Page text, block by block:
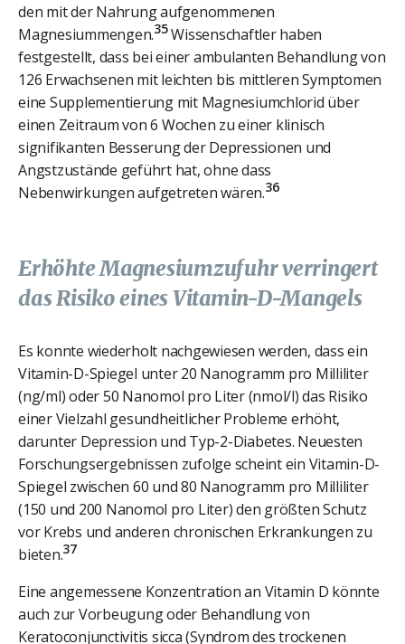
den mit der Nahrung aufgenommenen
Magnesiummengen.35Wissenschaftler haben
festgestellt, dass bei einer ambulanten Behandlung von
126 Erwachsenen mit leichten bis mittleren Symptomen
eine Supplementierung mit Magnesiumchlorid über
einen Zeitraum von 6 Wochen zu einer klinisch
signifikanten Besserung der Depressionen und
Angstzustände geführt hat, ohne dass
Nebenwirkungen aufgetreten wären.36
Erhöhte Magnesiumzufuhr verringert
das Risiko eines Vitamin-D-Mangels
Es konnte wiederholt nachgewiesen werden, dass ein
Vitamin-D-Spiegel unter 20 Nanogramm pro Milliliter
(ng/ml) oder 50 Nanomol pro Liter (nmol/l) das Risiko
einer Vielzahl gesundheitlicher Probleme erhöht,
darunter Depression und Typ-2-Diabetes. Neuesten
Forschungsergebnissen zufolge scheint ein Vitamin-D-
Spiegel zwischen 60 und 80 Nanogramm pro Milliliter
(150 und 200 Nanomol pro Liter) den größten Schutz
vor Krebs und anderen chronischen Erkrankungen zu
bieten.37
Eine angemessene Konzentration an Vitamin D könnte
auch zur Vorbeugung oder Behandlung von
Keratoconjunctivitis sicca (Syndrom des trockenen